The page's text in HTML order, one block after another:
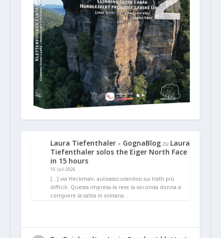
Laura Tiefenthaler - GognaBlogzu Laura
Tiefenthaler solos the Eiger North Face
in 15 hours
10. Juli 2026
[…] via Heckmair, autoassicurandosi sui tratti più
difficili. Questa impresa la rese la seconda donna a
compiere la salita in solitaria…